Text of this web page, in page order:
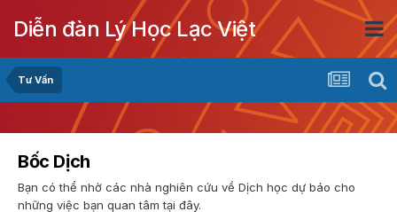
Diễn đàn Lý Học Lạc Việt
Tư Vấn
Bốc Dịch
Bạn có thể nhờ các nhà nghiên cứu về Dịch học dự báo cho
những việc bạn quan tâm tại đây.